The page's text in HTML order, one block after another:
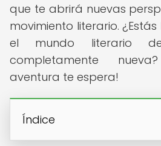
que te abrirá nuevas
movimiento literario.
el mundo literario
completamente
aventura te espera!
Índice